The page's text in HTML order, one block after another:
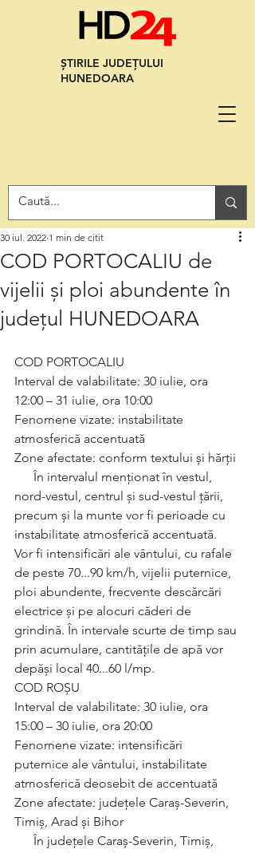
ȘTIRILE JUDEȚULUI
HUNEDOARA
COD PORTOCALIU de
vijelii și ploi abundente în
județul HUNEDOARA
30 iul. 2022 1 min de citit
COD PORTOCALIU
Interval de valabilitate: 30 iulie, ora
12:00 – 31 iulie, ora 10:00
Fenomene vizate: instabilitate
atmosferică accentuată
Zone afectate: conform textului și hărții
nord-vestul, centrul și sud-vestul țării,
precum și la munte vor fi perioade cu
instabilitate atmosferică accentuată.
Vor fi intensificări ale vântului, cu rafale
de peste 70...90 km/h, vijelii puternice,
ploi abundente, frecvente descărcări
electrice și pe alocuri căderi de
grindină. În intervale scurte de timp sau
prin acumulare, cantitățile de apă vor
depăși local 40...60 l/mp.
COD ROȘU
Interval de valabilitate: 30 iulie, ora
15:00 – 30 iulie, ora 20:00
Fenomene vizate: intensificări
puternice ale vântului, instabilitate
atmosferică deosebit de accentuată
Zone afectate: județele Caraș-Severin,
Timiș, Arad și Bihor